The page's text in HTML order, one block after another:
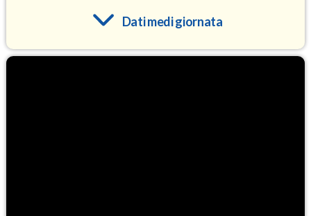
Dati medi giornata